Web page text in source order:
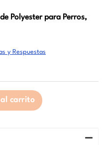
Polyester para Perros,
y Respuestas
carrito